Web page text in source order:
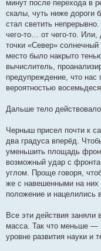
минут после перехода в
скалы, чуть ниже дороги
стал светить
чего-то… от чего-то. Или,
точки «Север» солнечный
место было накрыто
вычислитель,
предупреждение, что нас
вероятностью
Дальше тело
Черныш присел почти к
два градуса вперёд.
уменьшить площадь
возможный удар с
углом. Проще говоря,
же с навешенными на них
положение и нацелились
Все эти действия
масса. Так что меньше —
уровне развития науки и